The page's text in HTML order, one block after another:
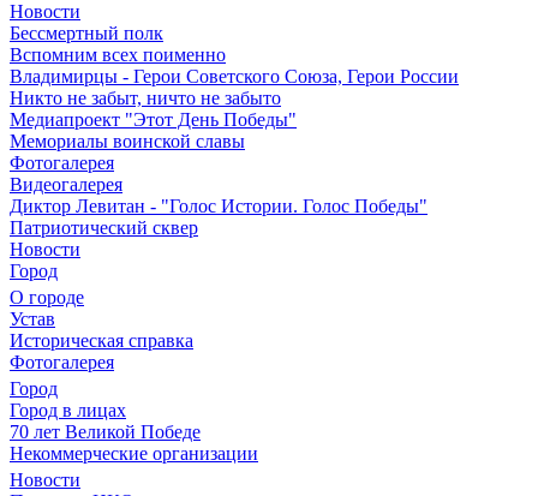
Новости
Бессмертный полк
Вспомним всех поименно
Владимирцы - Герои Советского Союза, Герои России
Никто не забыт, ничто не забыто
Медиапроект "Этот День Победы"
Мемориалы воинской славы
Фотогалерея
Видеогалерея
Диктор Левитан - "Голос Истории. Голос Победы"
Патриотический сквер
Новости
Город
О городе
Устав
Историческая справка
Фотогалерея
Город
Город в лицах
70 лет Великой Победе
Некоммерческие организации
Новости